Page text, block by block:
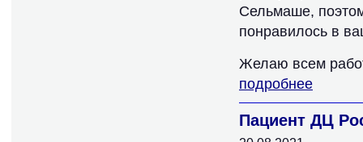
Сельмаше,
понравилось в
Желаю всем
подробнее
Пациент ДЦ